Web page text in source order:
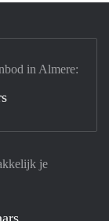
je
in Almere: